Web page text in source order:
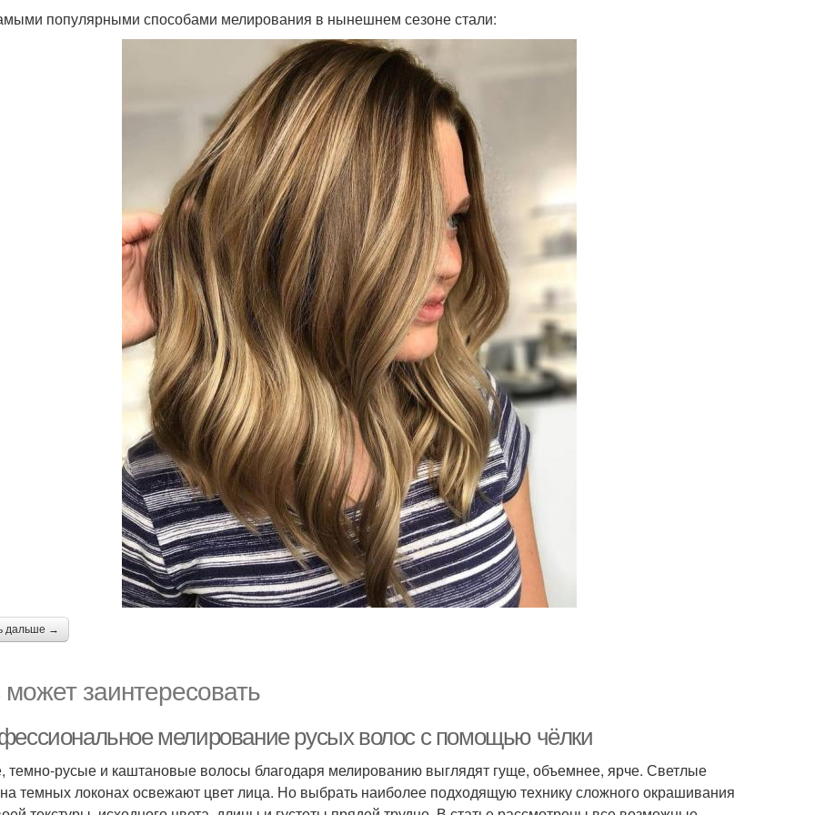
популярными способами мелирования в нынешнем сезоне стали:
дальше →
заинтересовать
мелирование русых волос с помощью чёлки
темно-русые и каштановые волосы благодаря мелированию выглядят гуще, объемнее, ярче. Светлые
темных локонах освежают цвет лица. Но выбрать наиболее подходящую технику сложного окрашивания